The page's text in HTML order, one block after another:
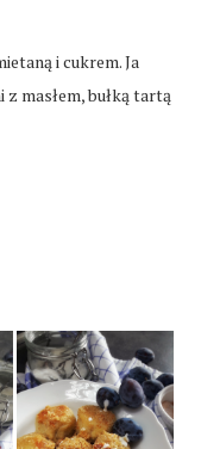
i cukrem. Ja
masłem, bułką tartą